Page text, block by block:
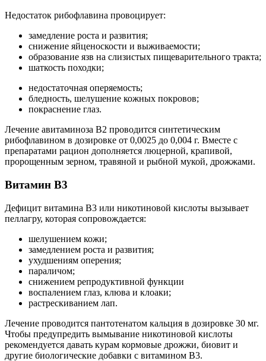
Недостаток рибофлавина провоцирует:
замедление роста и развития;
снижение яйценоскости и выживаемости;
образование язв на слизистых пищеварительного тракта;
шаткость походки;
недостаточная оперяемость;
бледность, шелушение кожных покровов;
покраснение глаз.
Лечение авитаминоза В2 проводится синтетическим
рибофлавином в дозировке от 0,0025 до 0,004 г. Вместе с
препаратами рацион дополняется люцерной, крапивой,
пророщенным зерном, травяной и рыбной мукой, дрожжами.
Витамин В3
Дефицит витамина В3 или никотиновой кислоты вызывает
пеллагру, которая сопровождается:
шелушением кожи;
замедлением роста и развития;
ухудшениям оперения;
параличом;
снижением репродуктивной функции
воспалением глаз, клюва и клоаки;
растрескиванием лап.
Лечение проводится пантотенатом кальция в дозировке 30 мг.
Чтобы предупредить вымывание никотиновой кислоты
рекомендуется давать курам кормовые дрожжи, биовит и
другие биологические добавки с витамином В3.